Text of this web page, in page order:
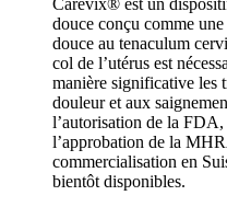
Carevix® est un
douce conçu comme
douce au tenaculum
col de l’utérus est
manière significative les
douleur et aux
l’autorisation de la
l’approbation de la
commercialisation en
bientôt disponibles.